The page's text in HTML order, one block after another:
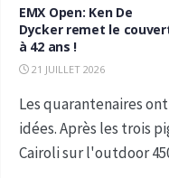
EMX Open: Ken De
Dycker remet le
à 42 ans !
21 JUILLET 2026
Les quarantenaires
idées. Après les trois
Cairoli sur l'outdoor